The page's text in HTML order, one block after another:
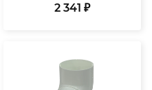
2 341 ₽